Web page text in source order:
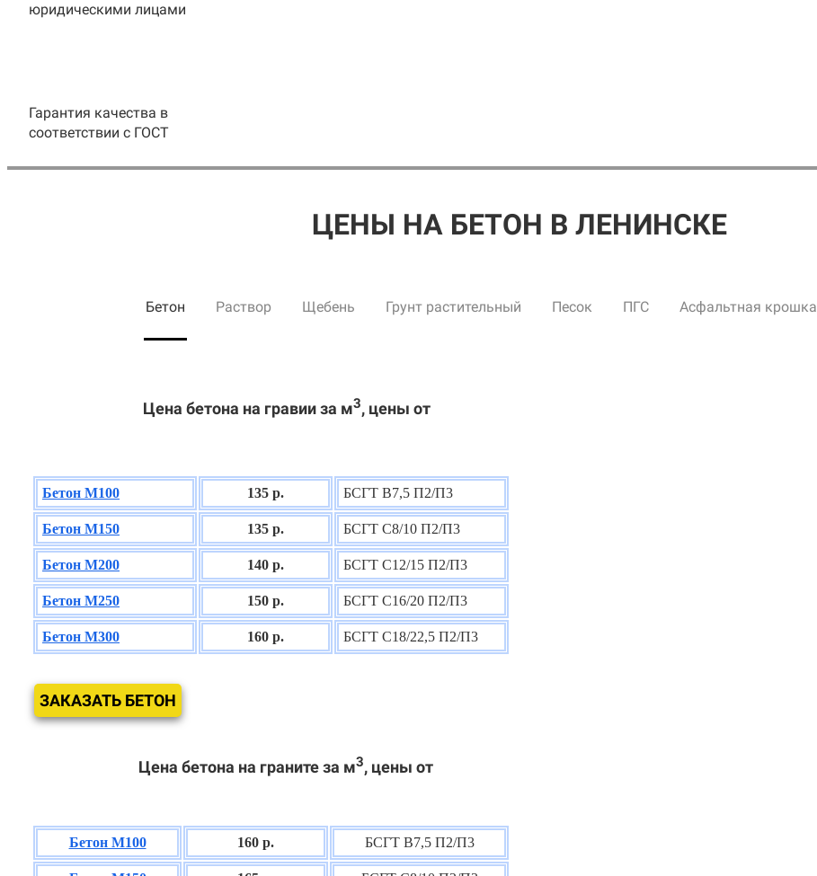
юридическими лицами
Гарантия качества в
соответствии с ГОСТ
ЦЕНЫ НА БЕТОН В ЛЕНИНСКЕ
Бетон Раствор Щебень Грунт растительный Песок ПГС Асфальтная крошка
Цена бетона на гравии за м3, цены от
Бетон М100 135 р. БСГТ В7,5 П2/П3
Бетон М150 135 р. БСГТ С8/10 П2/П3
Бетон М200 140 р. БСГТ С12/15 П2/П3
Бетон М250 150 р. БСГТ С16/20 П2/П3
Бетон М300 160 р. БСГТ С18/22,5 П2/П3
ЗАКАЗАТЬ БЕТОН
Цена бетона на граните за м3, цены от
Бетон М100 160 р. БСГТ В7,5 П2/П3